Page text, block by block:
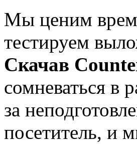
Мы ценим
тестируем
Скачав Co
сомневаться в
за
посетитель, и